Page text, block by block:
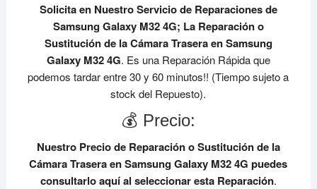
Solicita en Nuestro Servicio de Reparaciones de
Samsung Galaxy M32 4G; La Reparación o
Sustitución de la Cámara Trasera en Samsung
Galaxy M32 4G. Es una Reparación Rápida que
podemos tardar entre 30 y 60 minutos!! (Tiempo sujeto a
stock del Repuesto).
💰 Precio:
Nuestro Precio de Reparación o Sustitución de la
Cámara Trasera en Samsung Galaxy M32 4Gpuedes
consultarlo aquí al seleccionar esta Reparación.